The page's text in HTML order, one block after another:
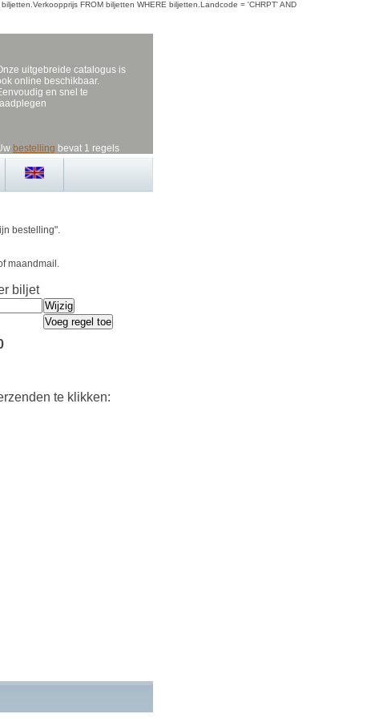
FROM biljetten WHERE biljetten.Landcode = 'CHRPT' AND
uitgebreide catalogus is
online beschikbaar.
en snel te
bestelling bevat 1 regels
bestelling".
maandmail.
biljet
te klikken: